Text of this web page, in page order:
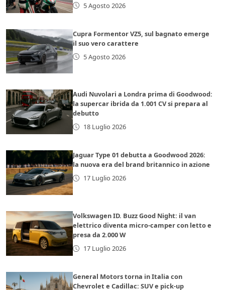
5 Agosto 2026
Cupra Formentor VZ5, sul bagnato emerge
il suo vero carattere
5 Agosto 2026
Audi Nuvolari a Londra prima di Goodwood:
la supercar ibrida da 1.001 CV si prepara al
debutto
18 Luglio 2026
Jaguar Type 01 debutta a Goodwood 2026:
la nuova era del brand britannico in azione
17 Luglio 2026
Volkswagen ID. Buzz Good Night: il van
elettrico diventa micro-camper con letto e
presa da 2.000 W
17 Luglio 2026
General Motors torna in Italia con
Chevrolet e Cadillac: SUV e pick-up